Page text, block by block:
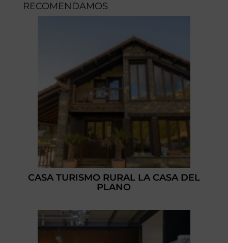
RECOMENDAMOS
CASA TURISMO RURAL LA CASA DEL
PLANO